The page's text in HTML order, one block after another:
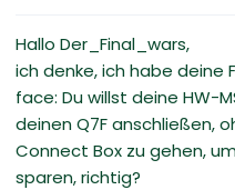
Hallo Der_Final_wars,
ich denke, ich habe deine
face: Du willst deine HW-
deinen Q7F anschließen,
Connect Box zu gehen,
sparen, richtig?